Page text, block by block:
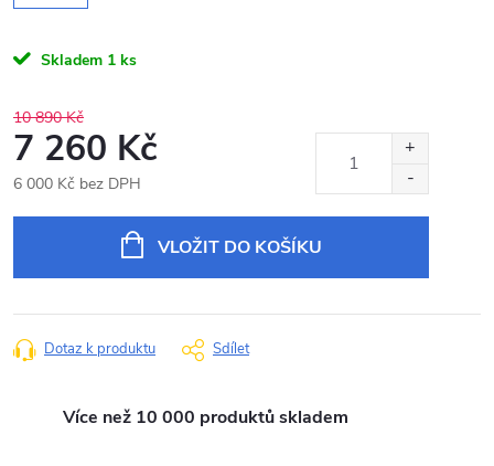
Skladem 1 ks
10 890 Kč
7 260 Kč
6 000 Kč bez DPH
VLOŽIT DO KOŠÍKU
Dotaz k produktu Sdílet
Více než 10 000 produktů skladem